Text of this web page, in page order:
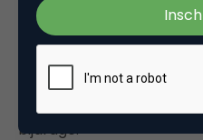
toegekend. Het kanaal
gewaardeerd. Het
niet de mediabudgetten
bijdrage.